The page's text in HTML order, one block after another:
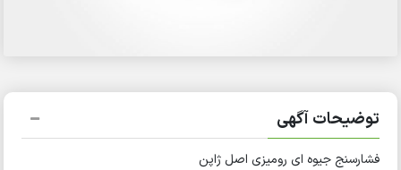
توضیحات آگهی
فشارسنج جیوه ای رومیزی اصل ژاپن